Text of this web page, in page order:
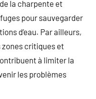
la charpente et
pour sauvegarder
d’eau. Par ailleurs,
critiques et
à limiter la
les problèmes